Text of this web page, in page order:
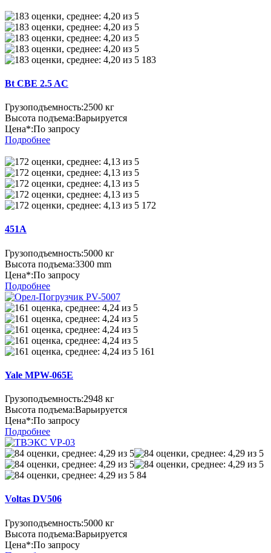
183
Bt CBE 2.5 AC
Грузоподъемность:2500 кг
Высота подъема:Варьируется
Цена*:По запросу
Подробнее
172
451A
Грузоподъемность:5000 кг
Высота подъема:3300 mm
Цена*:По запросу
Подробнее
161
Yale MPW-065E
Грузоподъемность:2948 кг
Высота подъема:Варьируется
Цена*:По запросу
Подробнее
84
Voltas DV506
Грузоподъемность:5000 кг
Высота подъема:Варьируется
Цена*:По запросу